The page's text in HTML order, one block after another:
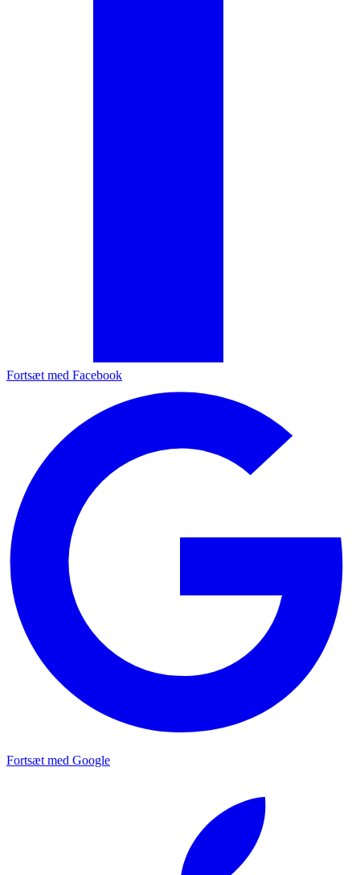
Fortsæt med Facebook
Fortsæt med Google